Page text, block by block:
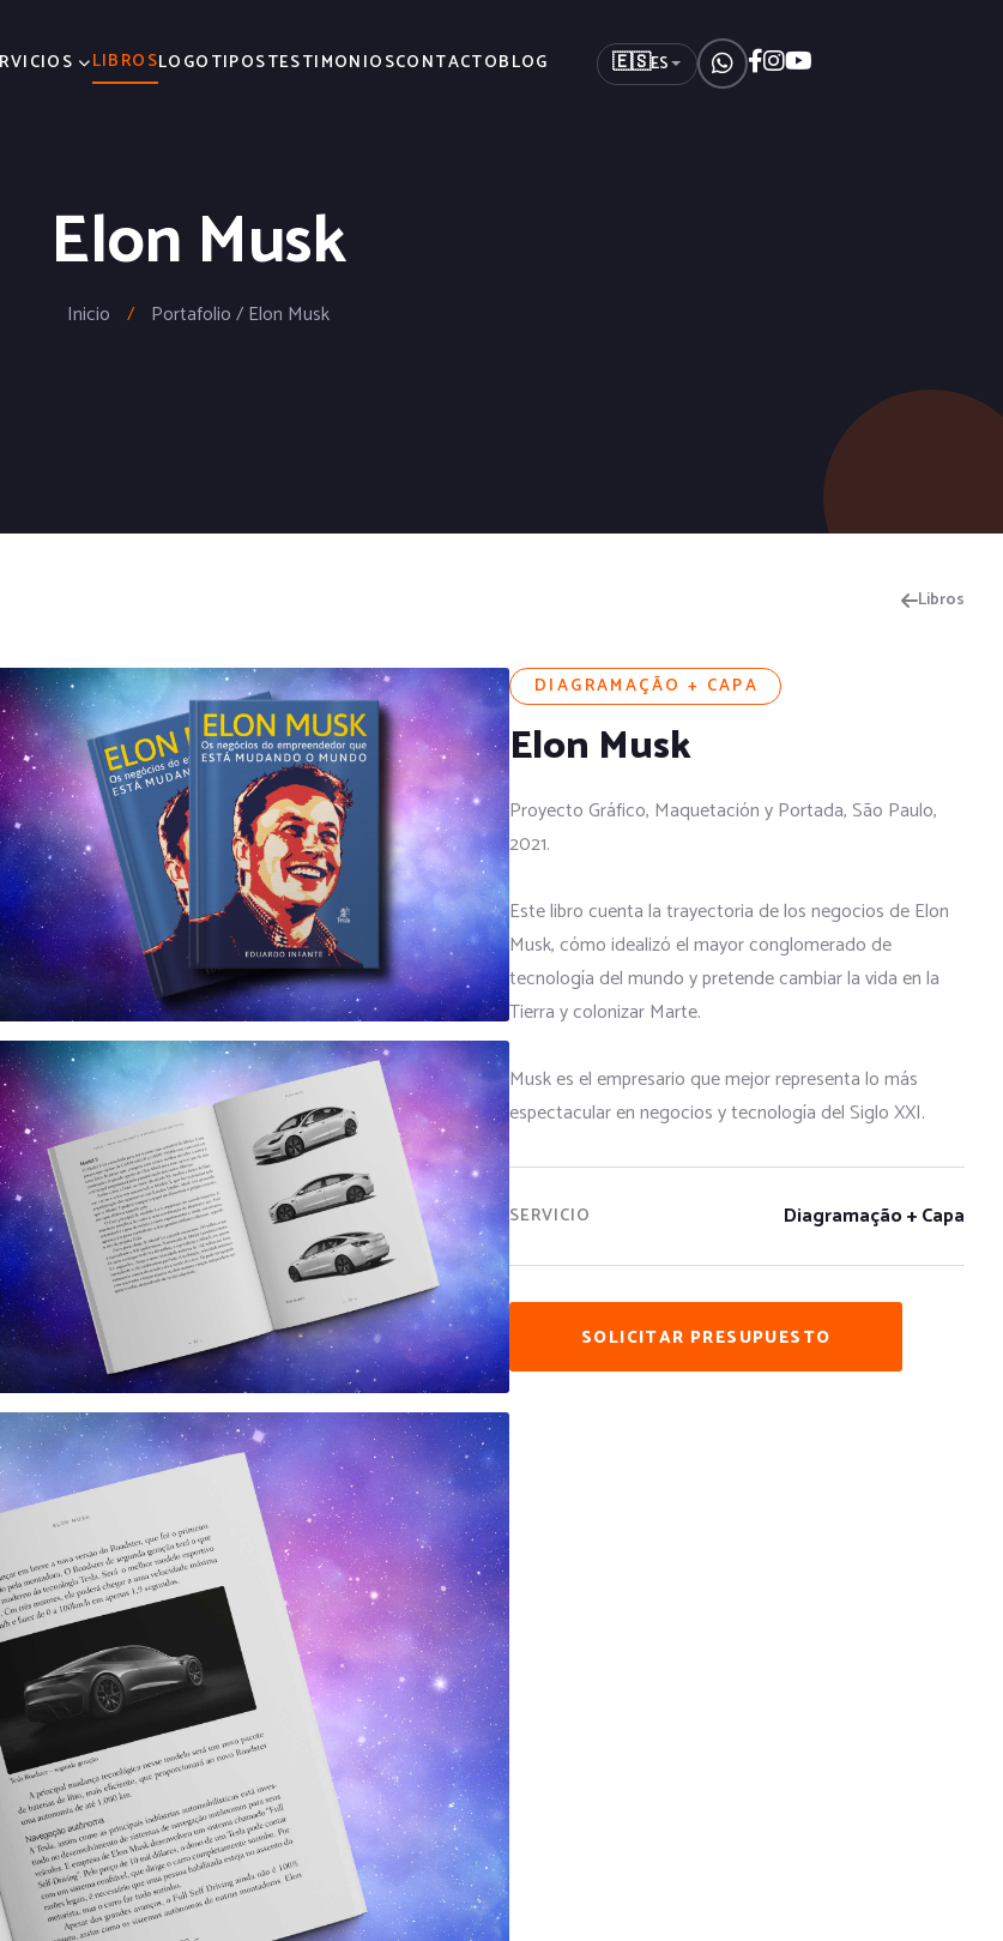
LIBROSLOGOTIPOSTESTIMONIOSCONTACTOBLOG 🇪🇸ES
Elon Musk
Inicio / Portafolio / Elon Musk
Libros
DIAGRAMAÇÃO + CAPA
Elon Musk
Proyecto Gráfico, Maquetación y Portada, São Paulo,
2021.
Este libro cuenta la trayectoria de los negocios de Elon
Musk, cómo idealizó el mayor conglomerado de
tecnología del mundo y pretende cambiar la vida en la
Tierra y colonizar Marte.
Musk es el empresario que mejor representa lo más
espectacular en negocios y tecnología del Siglo XXI.
SERVICIO Diagramação + Capa
SOLICITAR PRESUPUESTO